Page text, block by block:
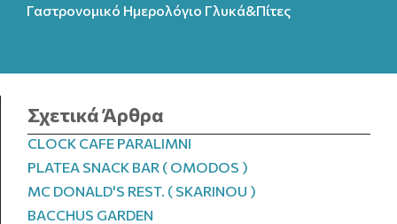
Γαστρονομικό Ημερολόγιo Γλυκά&Πίτες
Σχετικά Άρθρα
CLOCK CAFE PARALIMNI
PLATEA SNACK BAR ( OMODOS )
MC DONALD'S REST. ( SKARINOU )
BACCHUS GARDEN